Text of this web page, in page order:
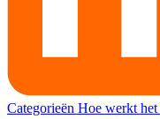
Categorieën Hoe werkt het